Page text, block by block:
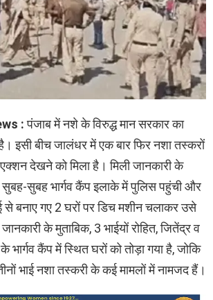
:पंजाब में नशे के विरुद्ध मान सरकार का
इसी बीच जालंधर में एक बार फिर नशा तस्करों
देखने को मिला है। मिली जानकारी के
सुबह भार्गव कैंप इलाके में पुलिस पहुंची और
से बनाए गए 2 घरों पर डिच मशीन चलाकर उसे
के मुताबिक, 3 भाईयों रोहित, जितेंद्र व
भार्गव कैंप में स्थित घरों को तोड़ा गया है, जोकि
भाई नशा तस्करी के कई मामलों में नामजद हैं।